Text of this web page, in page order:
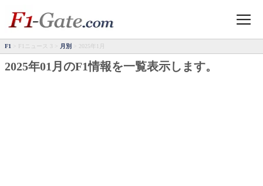
F1 > F1ニュース 3 > 月別 > 2025年1月
2025年01月のF1情報を一覧表示します。